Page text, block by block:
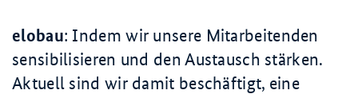
elobau: Indem wir unsere Mitarbeitenden
sensibilisieren und den Austausch stärken.
Aktuell sind wir damit beschäftigt, eine